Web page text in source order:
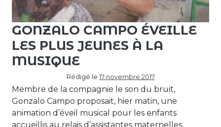
GONZALO CAMPO ÉVEILLE
LES PLUS JEUNES À LA
MUSIQUE
Rédigé le 17 novembre 2017
Membre de la compagnie le son du bruit,
Gonzalo Campo proposait, hier matin, une
animation d’éveil musical pour les enfants
accueillis au relais d’assistantes maternelles,